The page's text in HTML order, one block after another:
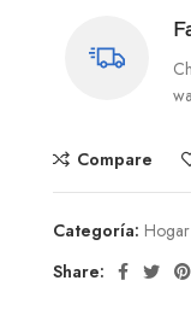
Compare
Categoría:
Share: